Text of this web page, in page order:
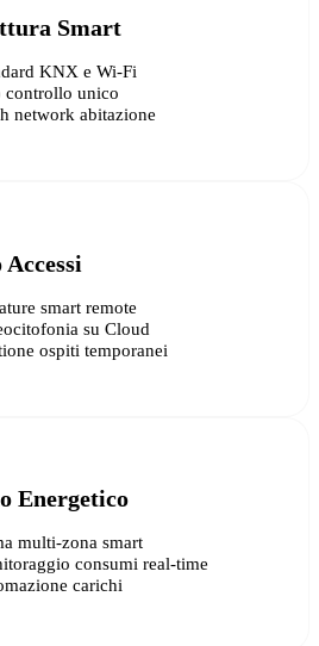
Smart
KNX e Wi-Fi
controllo unico
network abitazione
smart remote
su Cloud
ospiti temporanei
Energetico
multi-zona smart
consumi real-time
carichi